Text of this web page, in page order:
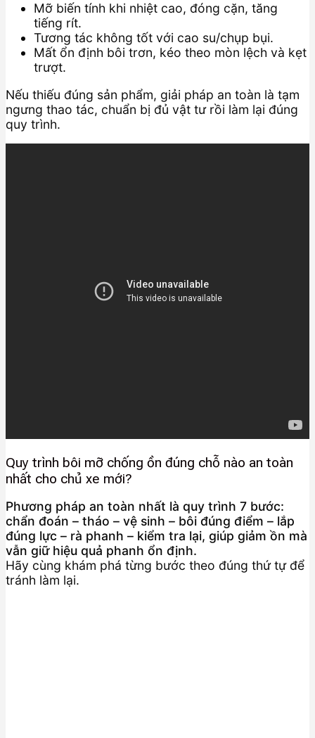
Mỡ biến tính khi nhiệt cao, đóng cặn, tăng
tiếng rít.
Tương tác không tốt với cao su/chụp bụi.
Mất ổn định bôi trơn, kéo theo mòn lệch và kẹt
trượt.
Nếu thiếu đúng sản phẩm, giải pháp an toàn là tạm
ngưng thao tác, chuẩn bị đủ vật tư rồi làm lại đúng
quy trình.
Quy trình bôi mỡ chống ồn đúng chỗ nào an toàn
nhất cho chủ xe mới?
Phương pháp an toàn nhất là quy trình 7 bước:
chẩn đoán – tháo – vệ sinh – bôi đúng điểm – lắp
đúng lực – rà phanh – kiểm tra lại, giúp giảm ồn mà
vẫn giữ hiệu quả phanh ổn định.
Hãy cùng khám phá từng bước theo đúng thứ tự để
tránh làm lại.